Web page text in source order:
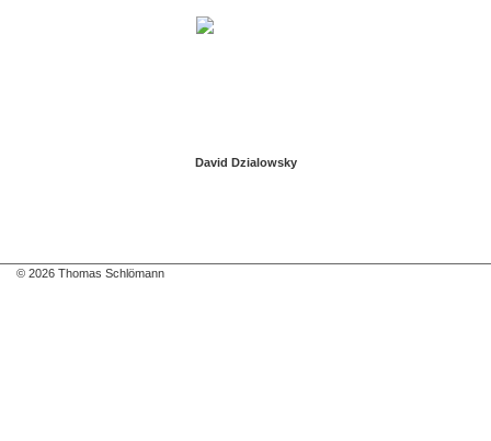
David Dzialowsky
© 2026 Thomas Schlömann